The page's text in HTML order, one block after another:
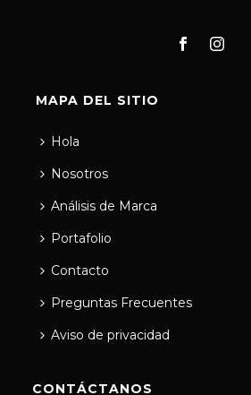
MAPA DEL SITIO
Hola
Nosotros
Análisis de Marca
Portafolio
Contacto
Preguntas Frecuentes
Aviso de privacidad
CONTÁCTANOS